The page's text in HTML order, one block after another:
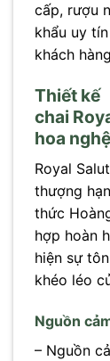
cấp, rượu
khẩu uy
khách
Thiết kế
chai
hoa
Royal
thượng
thức
hợp hoàn
hiện sự
khéo léo
Nguồn
– Nguồn